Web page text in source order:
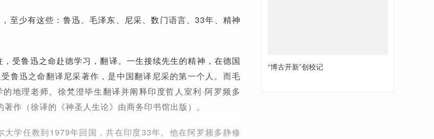
至少有这些：鲁迅、毛泽东、尼采、数门语言、33年、精神
受鲁迅之命赴德学习，翻译。一生接续先生的精神，在德国
鲁迅之命翻译尼采著作，是中国翻译尼采的第一个人。而毛
地理老师。徐梵澄毕生翻译并阐释印度哲人室利·阿罗频多
作（徐译的《神圣人生论》由商务印书馆出版）。
学任教到1979年回国，共在印度33年。他在阿罗频多静修
“博古开新”创校记